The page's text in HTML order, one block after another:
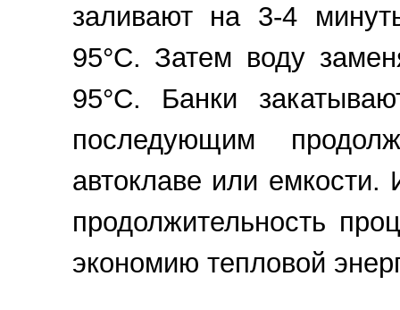
заливают на 3-4
95°С. Затем воду
95°С. Банки
последующим
автоклаве или емкости.
продолжительность
экономию тепловой